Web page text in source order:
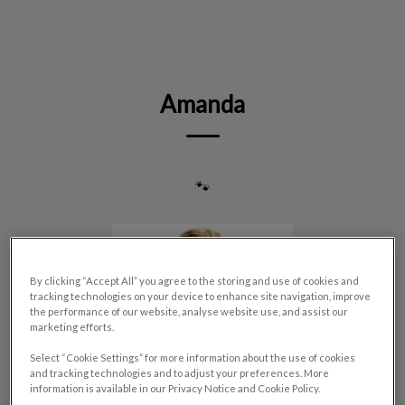
Amanda
🐾
By clicking “Accept All” you agree to the storing and use of cookies and
tracking technologies on your device to enhance site navigation, improve
the performance of our website, analyse website use, and assist our
marketing efforts.
Select “Cookie Settings” for more information about the use of cookies
and tracking technologies and to adjust your preferences. More
information is available in our Privacy Notice and Cookie Policy.